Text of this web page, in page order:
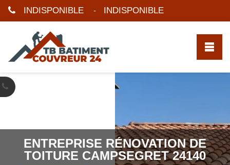
INDISPONIBLE - INDISPONIBLE
ENTREPRISE RÉNOVATION DE
TOITURE CAMPSEGRET 24140